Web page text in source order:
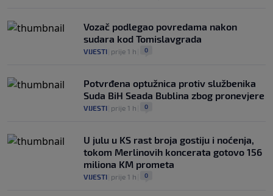
Vozač podlegao povredama nakon
sudara kod Tomislavgrada
VIJESTI prije 1 h 0
Potvrđena optužnica protiv službenika
Suda BiH Seada Bublina zbog pronevjere
VIJESTI prije 1 h 0
U julu u KS rast broja gostiju i noćenja,
tokom Merlinovih koncerata gotovo 156
miliona KM prometa
VIJESTI prije 1 h 0